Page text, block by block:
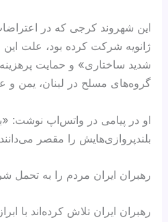
این شهروند کرجی که در
ژانویه شرکت کرده بود، علت این
شدید ساختاری» و حمایت
گروه‌های مسلح در لبنان، یمن و
او در پیامی در واتس‌اپ نوشت:
بلندپروازی‌هایش را مقصر
رهبران ایران مردم را به تحمل
رهبران ایران تلاش کرده‌اند با